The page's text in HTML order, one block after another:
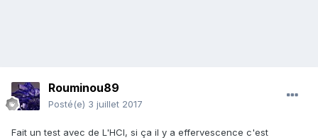
Rouminou89
Posté(e) 3 juillet 2017
Fait un test avec de L'HCl, si ça il y a effervescence c'est